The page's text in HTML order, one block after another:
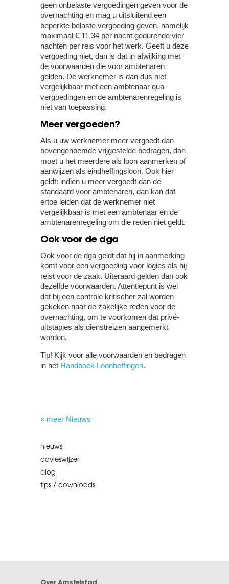
geen onbelaste vergoedingen geven voor de
overnachting en mag u uitsluitend een
beperkte belaste vergoeding geven, namelijk
maximaal € 11,34 per nacht gedurende vier
nachten per reis voor het werk. Geeft u deze
vergoeding niet, dan is dat in afwijking met
de voorwaarden die voor ambtenaren
gelden. De werknemer is dan dus niet
vergelijkbaar met een ambtenaar qua
vergoedingen en de ambtenarenregeling is
niet van toepassing.
Meer vergoeden?
Als u uw werknemer meer vergoedt dan
bovengenoemde vrijgestelde bedragen, dan
moet u het meerdere als loon aanmerken of
aanwijzen als eindheffingsloon. Ook hier
geldt: indien u meer vergoedt dan de
standaard voor ambtenaren, dan kan dat
ertoe leiden dat de werknemer niet
vergelijkbaar is met een ambtenaar en de
ambtenarenregeling om die reden niet geldt.
Ook voor de dga
Ook voor de dga geldt dat hij in aanmerking
komt voor een vergoeding voor logies als hij
reist voor de zaak. Uiteraard gelden dan ook
dezelfde voorwaarden. Attentiepunt is wel
dat bij een controle kritischer zal worden
gekeken naar de zakelijke reden voor de
overnachting, om te voorkomen dat privé-
uitstapjes als dienstreizen aangemerkt
worden.
Tip! Kijk voor alle voorwaarden en bedragen
in het Handboek Loonheffingen.
« meer Nieuws
nieuws
advieswijzer
blog
tips / downloads